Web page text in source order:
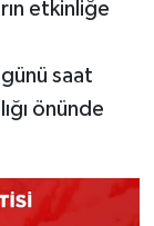
etkinliğe
günü saat
önünde